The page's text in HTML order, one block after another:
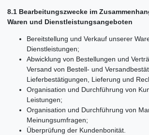
8.1 Bearbeitungszwecke im
Waren und Dienstleistungsangeboten
Bereitstellung und Verkauf unserer
Dienstleistungen;
Abwicklung von Bestellungen und
Versand von Bestell- und
Lieferbestätigungen, Lieferung und
Organisation und Durchführung von
Leistungen;
Organisation und Durchführung von
Meinungsumfragen;
Überprüfung der Kundenbonität.